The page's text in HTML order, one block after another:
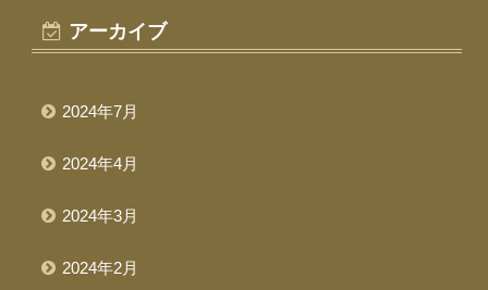
アーカイブ
2024年7月
2024年4月
2024年3月
2024年2月